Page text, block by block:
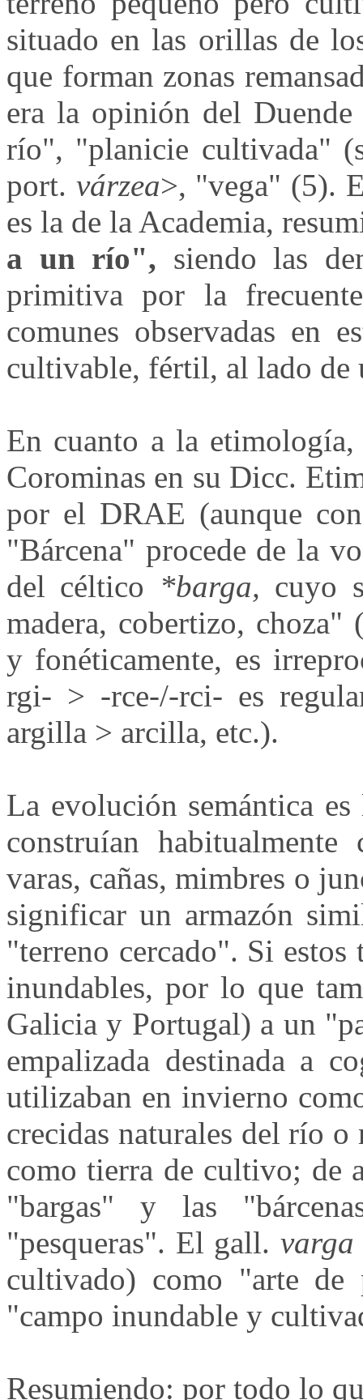
situado en las orillas de
que forman zonas
era la opinión del
río", "planicie cultivada"
port. várzea>, "vega" (5).
es la de la Academia,
a un río", siendo las
primitiva por la
comunes observadas en
cultivable, fértil, al lado de
En cuanto a la
Corominas en su Dicc.
por el DRAE (aunque
"Bárcena" procede de la
del céltico *barga, cuyo
madera, cobertizo,
y fonéticamente, es
rgi- > -rce-/-rci- es
argilla > arcilla, etc.).
La evolución semántica
construían habitualmente
varas, cañas, mimbres o
significar un armazón
"terreno cercado". Si
inundables, por lo que
Galicia y Portugal) a un
empalizada destinada a
utilizaban en invierno
crecidas naturales del río o
como tierra de cultivo; de
"bargas" y las
"pesqueras". El gall. varga
cultivado) como "arte de
"campo inundable y
Resumiendo: por todo lo